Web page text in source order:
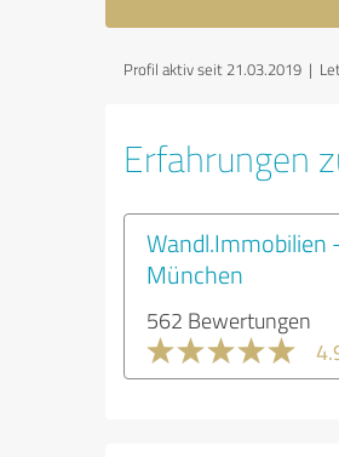
Profil aktiv seit 21.03.2019 |
Erfahrungen
München
562 Bewertungen